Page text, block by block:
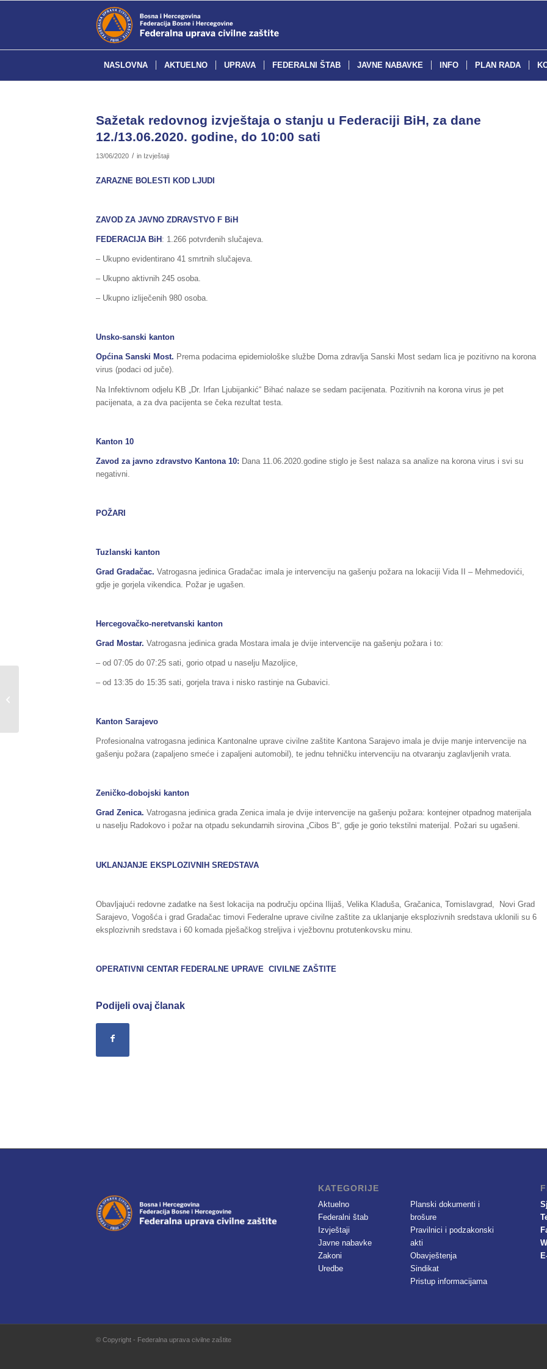
NASLOVNA AKTUELNO UPRAVA FEDERALNI ŠTAB JAVNE NABAVKE INFO PLAN RADA
Sažetak redovnog izvještaja o stanju u Federaciji BiH, za dane
12./13.06.2020. godine, do 10:00 sati
13/06/2020 / in Izvještaji
ZARAZNE BOLESTI KOD LJUDI
ZAVOD ZA JAVNO ZDRAVSTVO F BiH
FEDERACIJA BiH : 1.266 potvrđenih slučajeva.
– Ukupno evidentirano 41 smrtnih slučajeva.
– Ukupno aktivnih 245 osoba.
– Ukupno izliječenih 980 osoba.
Unsko-sanski kanton
Općina Sanski Most. Prema podacima epidemiološke službe Doma zdravlja Sanski Most sedam lica je pozitivno na korona
virus (podaci od juče).
Na Infektivnom odjelu KB „Dr. Irfan Ljubijankić“ Bihać nalaze se sedam pacijenata. Pozitivnih na korona virus je pet
pacijenata, a za dva pacijenta se čeka rezultat testa.
Kanton 10
Zavod za javno zdravstvo Kantona 10: Dana 11.06.2020.godine stiglo je šest nalaza sa analize na korona virus i svi su
negativni.
POŽARI
Tuzlanski kanton
Grad Gradačac. Vatrogasna jedinica Gradačac imala je intervenciju na gašenju požara na lokaciji Vida II – Mehmedovići,
gdje je gorjela vikendica. Požar je ugašen.
Hercegovačko-neretvanski kanton
Grad Mostar. Vatrogasna jedinica grada Mostara imala je dvije intervencije na gašenju požara i to:
– od 07:05 do 07:25 sati, gorio otpad u naselju Mazoljice,
– od 13:35 do 15:35 sati, gorjela trava i nisko rastinje na Gubavici.
Kanton Sarajevo
Profesionalna vatrogasna jedinica Kantonalne uprave civilne zaštite Kantona Sarajevo imala je dvije manje intervencije na
gašenju požara (zapaljeno smeće i zapaljeni automobil), te jednu tehničku intervenciju na otvaranju zaglavljenih vrata.
Zeničko-dobojski kanton
Grad Zenica. Vatrogasna jedinica grada Zenica imala je dvije intervencije na gašenju požara: kontejner otpadnog materijala
u naselju Radokovo i požar na otpadu sekundarnih sirovina „Cibos B“, gdje je gorio tekstilni materijal. Požari su ugašeni.
UKLANJANJE EKSPLOZIVNIH SREDSTAVA
Obavljajući redovne zadatke na šest lokacija na području općina Ilijaš, Velika Kladuša, Gračanica, Tomislavgrad, Novi Grad
Sarajevo, Vogošća i grad Gradačac timovi Federalne uprave civilne zaštite za uklanjanje eksplozivnih sredstava uklonili su 6
eksplozivnih sredstava i 60 komada pješačkog streljiva i vježbovnu protutenkovsku minu.
OPERATIVNI CENTAR FEDERALNE UPRAVE CIVILNE ZAŠTITE
Podijeli ovaj članak
KATEGORIJE
Aktuelno
Federalni štab
Izvještaji
Javne nabavke
Zakoni
Uredbe
Planski dokumenti i
brošure
Pravilnici i podzakonski
akti
Obavještenja
Sindikat
Pristup informacijama
© Copyright - Federalna uprava civilne zaštite
Sažetak redovnog izvještaja o stanju